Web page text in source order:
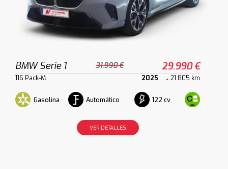
BMW Serie 1 31.990 € 29.990 €
116 Pack-M 2025 21.805 km
Gasolina Automático 122 cv
VER DETALLES